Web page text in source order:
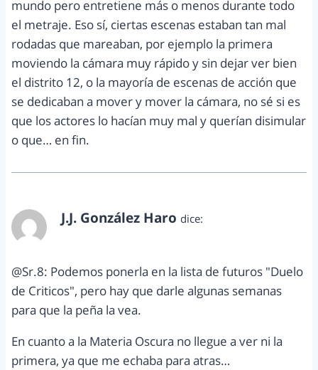
mundo pero entretiene más o menos durante todo
el metraje. Eso sí, ciertas escenas estaban tan mal
rodadas que mareaban, por ejemplo la primera
moviendo la cámara muy rápido y sin dejar ver bien
el distrito 12, o la mayoría de escenas de acción que
se dedicaban a mover y mover la cámara, no sé si es
que los actores lo hacían muy mal y querían disimular
o que… en fin.
J.J. González Haro dice:
@Sr.8: Podemos ponerla en la lista de futuros "Duelo
de Criticos", pero hay que darle algunas semanas
para que la peña la vea.
En cuanto a la Materia Oscura no llegue a ver ni la
primera, ya que me echaba para atras…